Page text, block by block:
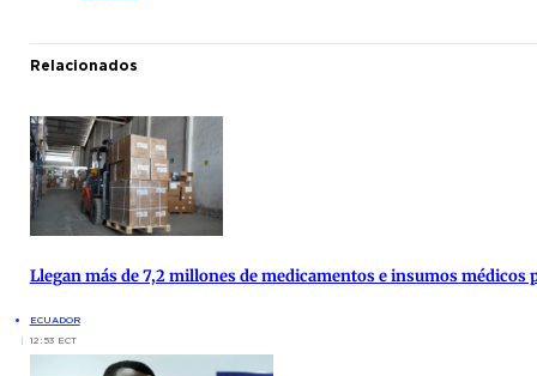
Relacionados
Llegan más de 7,2 millones de medicamentos e insumos médicos
ECUADOR
12:53 ECT